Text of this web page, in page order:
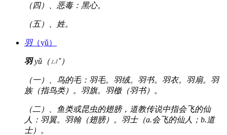
（四）、恶毒：黑心。
（五）、姓。
羽（yǔ）
羽yǔ（ㄩˇ）
（一）、鸟的毛：羽毛。羽绒。羽书。羽衣。羽扇。羽
族（指鸟类）。羽旗。羽檄（羽书）。
（二）、鱼类或昆虫的翅膀，道教传说中指会飞的仙
人：羽翼。羽翰（翅膀）。羽士（a.会飞的仙人；b.道
士）。